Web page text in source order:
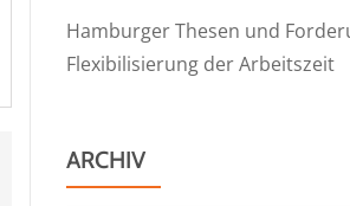
Hamburger Thesen und
Flexibilisierung der Arbeitszeit
ARCHIV